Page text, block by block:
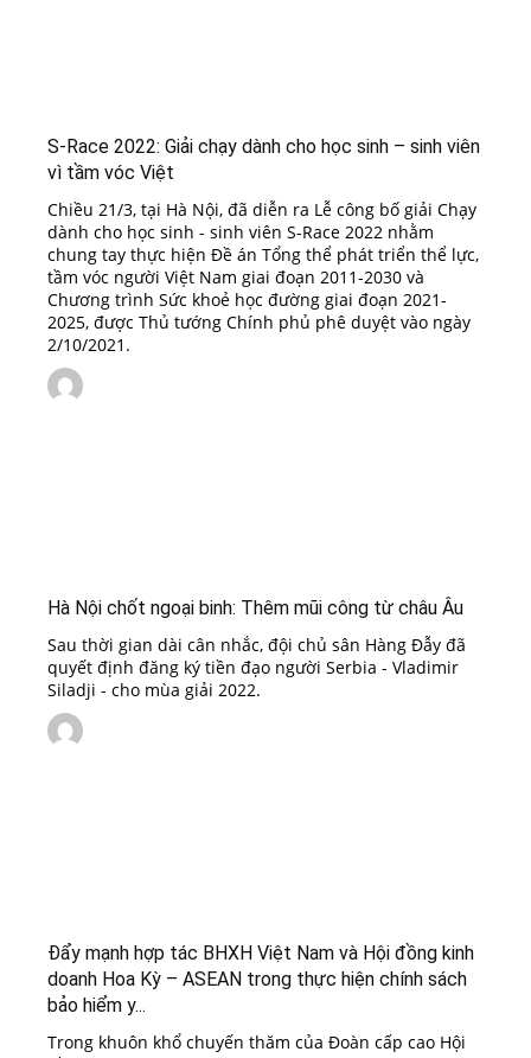
S-Race 2022: Giải chạy dành cho học sinh – sinh viên
vì tầm vóc Việt
Chiều 21/3, tại Hà Nội, đã diễn ra Lễ công bố giải Chạy
dành cho học sinh - sinh viên S-Race 2022 nhằm
chung tay thực hiện Đề án Tổng thể phát triển thể lực,
tầm vóc người Việt Nam giai đoạn 2011-2030 và
Chương trình Sức khoẻ học đường giai đoạn 2021-
2025, được Thủ tướng Chính phủ phê duyệt vào ngày
2/10/2021.
Hà Nội chốt ngoại binh: Thêm mũi công từ châu Âu
Sau thời gian dài cân nhắc, đội chủ sân Hàng Đẫy đã
quyết định đăng ký tiền đạo người Serbia - Vladimir
Siladji - cho mùa giải 2022.
Đẩy mạnh hợp tác BHXH Việt Nam và Hội đồng kinh
doanh Hoa Kỳ – ASEAN trong thực hiện chính sách
bảo hiểm y...
Trong khuôn khổ chuyến thăm của Đoàn cấp cao Hội